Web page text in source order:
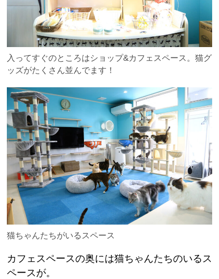
入ってすぐのところはショップ&カフェスペース。猫グ
ッズがたくさん並んでます！
猫ちゃんたちがいるスペース
カフェスペースの奥には猫ちゃんたちのいるス
ペースが。